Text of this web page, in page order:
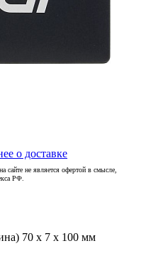
о доставке
сайте не является офертой в смысле,
РФ.
70 x 7 x 100 мм